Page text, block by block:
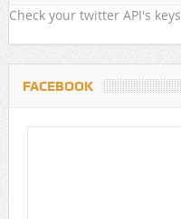
Check your twitter API's keys
FACEBOOK